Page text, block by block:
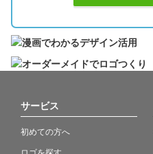
サービス
初めての方へ